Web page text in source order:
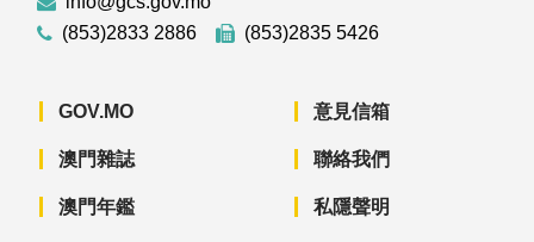
(853)2833 2886
(853)2835 5426
GOV.MO
澳門雜誌
澳門年鑑
意見信箱
聯絡我們
私隱聲明